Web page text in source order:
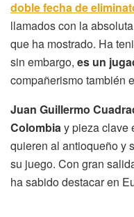
doble fecha de
llamados con la
que ha mostrado. Ha
sin embargo, es un
compañerismo también
Juan Guillermo
Colombiay pieza clave
quieren al antioqueño y
su juego. Con gran
ha sabido destacar en